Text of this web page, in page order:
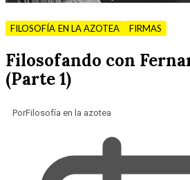
FILOSOFÍA EN LA AZOTEA FIRMAS
Filosofando con
(Parte 1)
PorFilosofía en la azotea